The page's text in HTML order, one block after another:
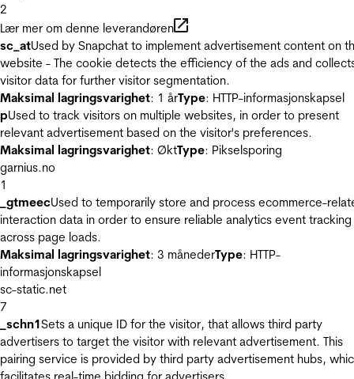
2
Lær mer om denne leverandøren
sc_atUsed by Snapchat to implement advertisement content on
website - The cookie detects the efficiency of the ads and
visitor data for further visitor segmentation.
Maksimal lagringsvarighet: 1 årType: HTTP-informasjonskapsel
pUsed to track visitors on multiple websites, in order to present
relevant advertisement based on the visitor's preferences.
Maksimal lagringsvarighet: ØktType: Pikselsporing
garnius.no
1
_gtmeecUsed to temporarily store and process ecommerce-
interaction data in order to ensure reliable analytics event tracking
across page loads.
Maksimal lagringsvarighet: 3 månederType: HTTP-
informasjonskapsel
sc-static.net
7
_schn1Sets a unique ID for the visitor, that allows third party
advertisers to target the visitor with relevant advertisement. This
pairing service is provided by third party advertisement hubs,